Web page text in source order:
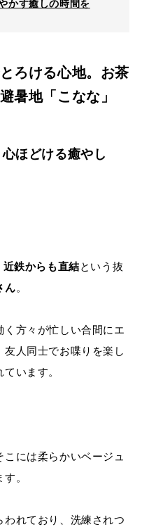
かす癒しの時間を
ろける心地。お茶
暑地「こなな」
ほどける癒やし
近鉄からも直結という抜
ん。
方々が忙しい合間にエ
人同士でお喋りを楽し
います。
には柔らかいベージュ
。
れており、洗練されつ